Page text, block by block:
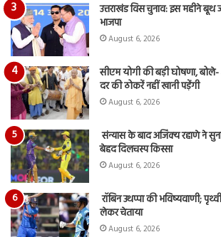
उत्तराखंड विस चुनाव: इस महीने बूथ
भाजपा
August 6, 2026
सीएम योगी की बड़ी घोषणा,
दर की ठोकरें नहीं खानी पड़ेंगी
August 6, 2026
संन्यास के बाद अजिंक्‍य रहाणे ने
बेहद दिलचस्प किस्सा
August 6, 2026
रॉबिन उथप्पा की भविष्यवाणी;
लेकर चेताया
August 6, 2026